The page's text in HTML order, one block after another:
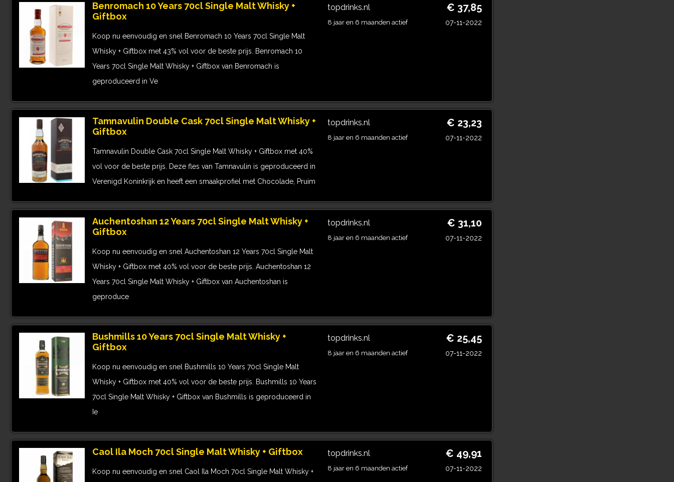
Benromach 10 Years 70cl Single Malt Whisky +
Giftbox
Koop nu eenvoudig en snel Benromach 10 Years 70cl Single Malt
Whisky + Giftbox met 43% vol voor de beste prijs. Benromach 10
Years 70cl Single Malt Whisky + Giftbox van Benromach is
geproduceerd in Ve
topdrinks.nl
8 jaar en 6 maanden actief
€ 37,85
07-11-2022
Tamnavulin Double Cask 70cl Single Malt Whisky +
Giftbox
Tamnavulin Double Cask 70cl Single Malt Whisky + Giftbox met 40%
vol voor de beste prijs. Deze fles van Tamnavulin is geproduceerd in
Verenigd Koninkrijk en heeft een smaakprofiel met Chocolade, Pruim
topdrinks.nl
8 jaar en 6 maanden actief
€ 23,23
07-11-2022
Auchentoshan 12 Years 70cl Single Malt Whisky +
Giftbox
Koop nu eenvoudig en snel Auchentoshan 12 Years 70cl Single Malt
Whisky + Giftbox met 40% vol voor de beste prijs. Auchentoshan 12
Years 70cl Single Malt Whisky + Giftbox van Auchentoshan is
geproduce
topdrinks.nl
8 jaar en 6 maanden actief
€ 31,10
07-11-2022
Bushmills 10 Years 70cl Single Malt Whisky +
Giftbox
Koop nu eenvoudig en snel Bushmills 10 Years 70cl Single Malt
Whisky + Giftbox met 40% vol voor de beste prijs. Bushmills 10 Years
70cl Single Malt Whisky + Giftbox van Bushmills is geproduceerd in
Ie
topdrinks.nl
8 jaar en 6 maanden actief
€ 25,45
07-11-2022
Caol Ila Moch 70cl Single Malt Whisky + Giftbox
Koop nu eenvoudig en snel Caol Ila Moch 70cl Single Malt Whisky +
topdrinks.nl
8 jaar en 6 maanden actief
€ 49,91
07-11-2022